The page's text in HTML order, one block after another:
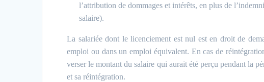
l’attribution de dommages et intérêts, en plus de
salaire).
La salariée dont le licenciement est nul est en droit de
emploi ou dans un emploi équivalent. En cas de
verser le montant du salaire qui aurait été perçu pendant la
et sa réintégration.